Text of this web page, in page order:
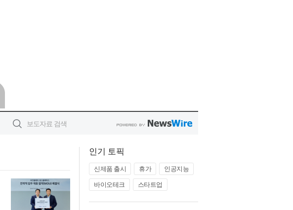
인기 토픽
신제품 출시 휴가
인공지능
바이오테크
스타트업